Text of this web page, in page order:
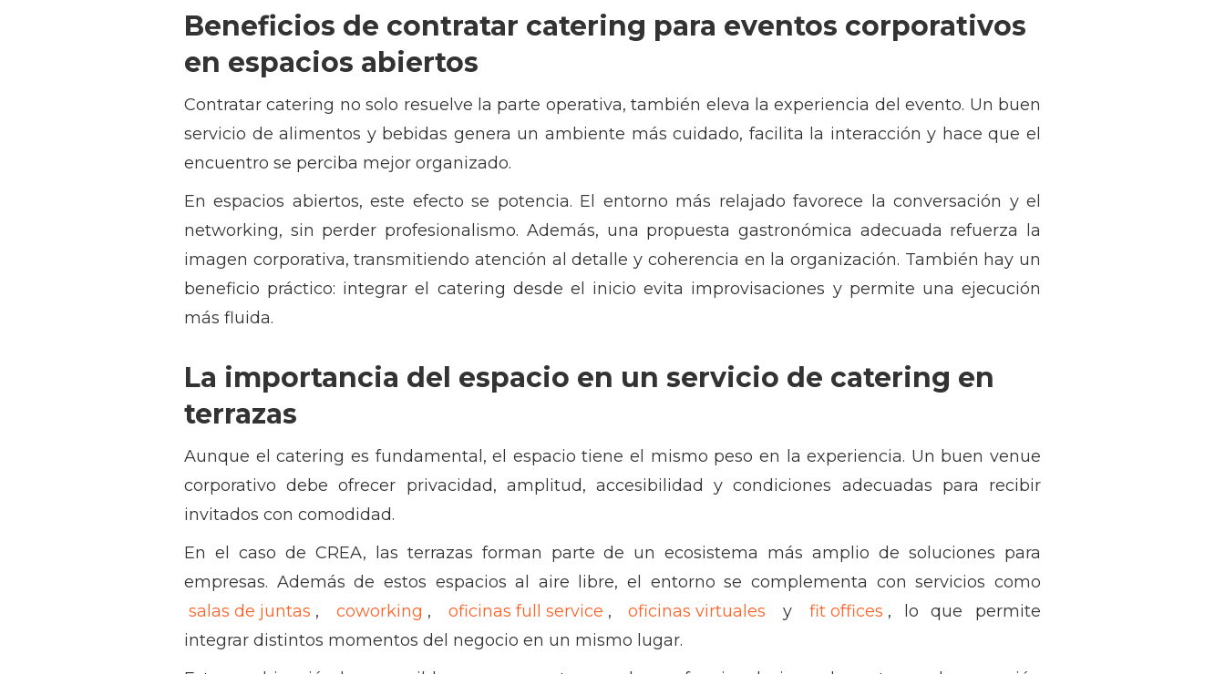
Beneficios de contratar catering para eventos corporativos
en espacios abiertos
Contratar catering no solo resuelve la parte operativa, también eleva la experiencia del evento. Un buen
servicio de alimentos y bebidas genera un ambiente más cuidado, facilita la interacción y hace que el
encuentro se perciba mejor organizado.
En espacios abiertos, este efecto se potencia. El entorno más relajado favorece la conversación y el
networking, sin perder profesionalismo. Además, una propuesta gastronómica adecuada refuerza la
imagen corporativa, transmitiendo atención al detalle y coherencia en la organización. También hay un
beneficio práctico: integrar el catering desde el inicio evita improvisaciones y permite una ejecución
más fluida.
La importancia del espacio en un servicio de catering en
terrazas
Aunque el catering es fundamental, el espacio tiene el mismo peso en la experiencia. Un buen venue
corporativo debe ofrecer privacidad, amplitud, accesibilidad y condiciones adecuadas para recibir
invitados con comodidad.
En el caso de CREA, las terrazas forman parte de un ecosistema más amplio de soluciones para
empresas. Además de estos espacios al aire libre, el entorno se complementa con servicios como
salas de juntas , coworking , oficinas full service , oficinas virtuales y fit offices , lo que permite
integrar distintos momentos del negocio en un mismo lugar.